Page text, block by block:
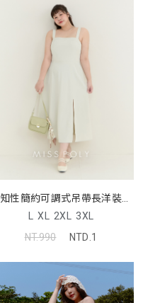
知性簡約可調式吊帶長洋裝
MISS
L XL 2XL 3XL
NT.990
NTD.1